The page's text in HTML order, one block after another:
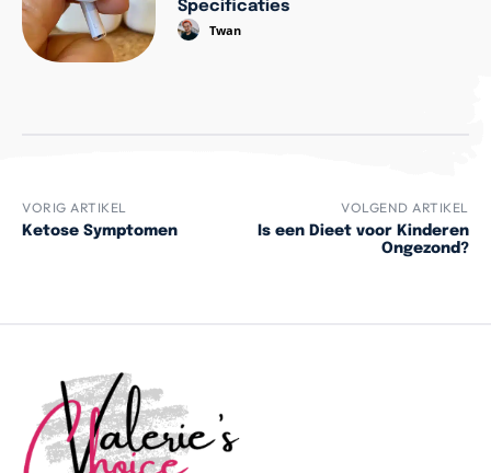
Specificaties
Twan
VORIG ARTIKEL
Ketose Symptomen
VOLGEND ARTIKEL
Is een Dieet voor Kinderen
Ongezond?